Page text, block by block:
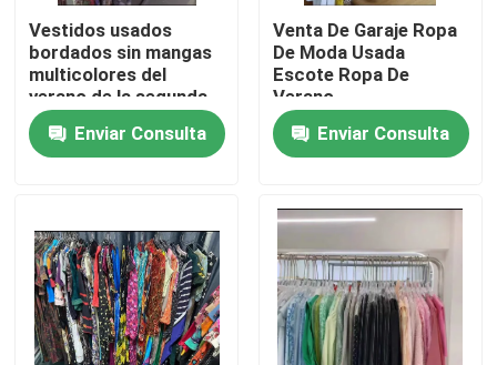
Hogar
Productos
Sobre nosotros
Viaje de la fábrica
Vestidos usados ​​
bordados sin mangas
multicolores del
verano de la segunda
mano de la ropa de la
modaEnviar Consulta
Venta De Garaje Ropa
De Moda Usada
Escote Ropa De
Verano
Enviar Consulta